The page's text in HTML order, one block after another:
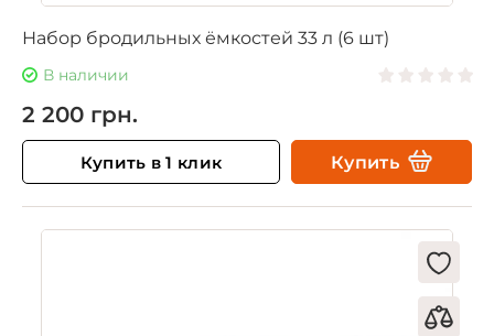
Набор бродильных ёмкостей 33 л (6 шт)
В наличии
2 200 грн.
Купить в 1 клик Купить